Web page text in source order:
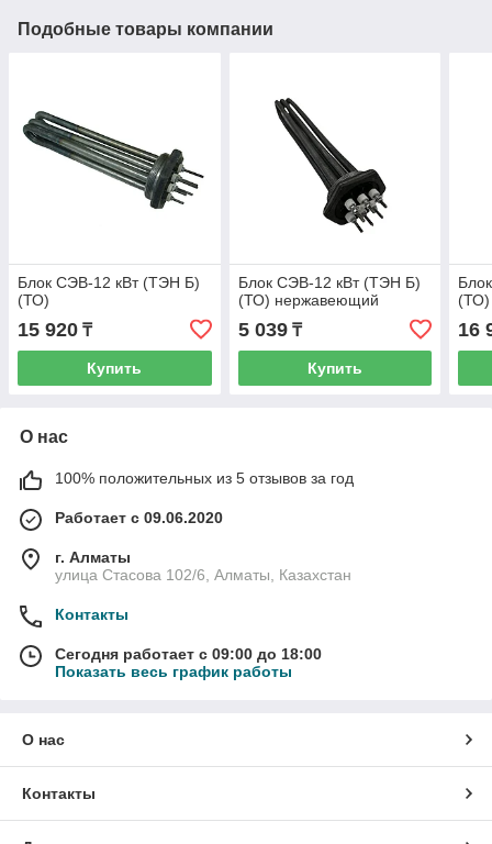
Подобные товары компании
Блок СЭВ-12 кВт (ТЭН Б)
(ТО)
15 920 ₸
Купить
Блок СЭВ-12 кВт (ТЭН Б)
(ТО) нержавеющий
5 039₸
Купить
(ТО)
16
О нас
100% положительных из 5 отзывов за год
Работает с 09.06.2020
г. Алматы
улица Стасова 102/6, Алматы, Казахстан
Контакты
Сегодня работает с 09:00 до 18:00
Показать весь график работы
О нас
Контакты